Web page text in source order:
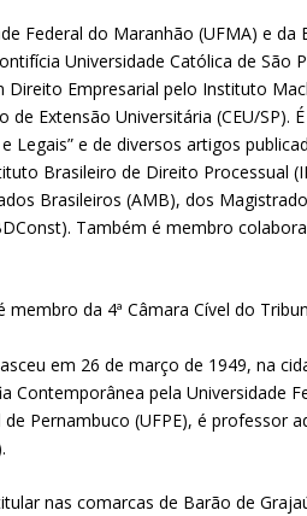
Federal do Maranhão (UFMA) e
Universidade Católica de São
Direito Empresarial pelo Instituto
Extensão Universitária (CEU/SP).
Legais” e de diversos artigos
Brasileiro de Direito Processual
Brasileiros (AMB), dos
Também é membro
da 4ª Câmara Cível do
em 26 de março de 1949, na
Contemporânea pela Universidade
de Pernambuco (UFPE), é professor
nas comarcas de Barão de